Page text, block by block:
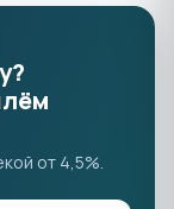
от 4,5%.